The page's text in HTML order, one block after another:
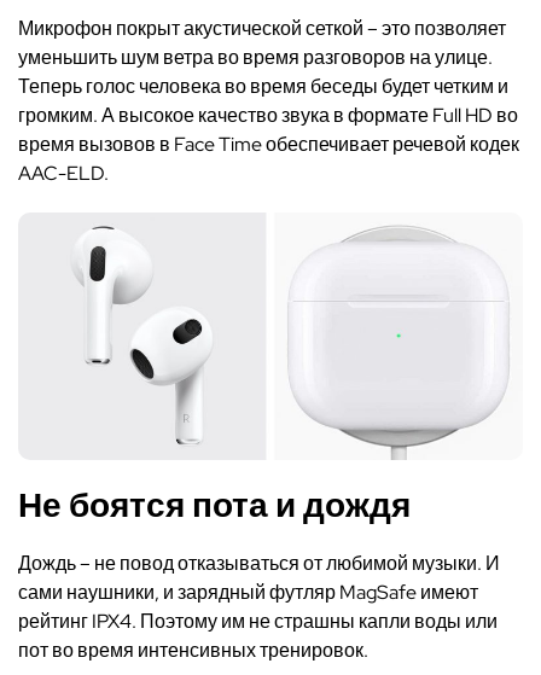
Микрофон покрыт акустической сеткой – это позволяет
уменьшить шум ветра во время разговоров на улице.
Теперь голос человека во время беседы будет четким и
громким. А высокое качество звука в формате Full HD во
время вызовов в Face Time обеспечивает речевой кодек
AAC-ELD.
Не боятся пота и дождя
Дождь – не повод отказываться от любимой музыки. И
сами наушники, и зарядный футляр MagSafe имеют
рейтинг IPX4. Поэтому им не страшны капли воды или
пот во время интенсивных тренировок.